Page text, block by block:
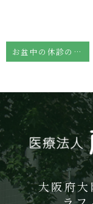
お盆中の休診のお知らせ
大阪府